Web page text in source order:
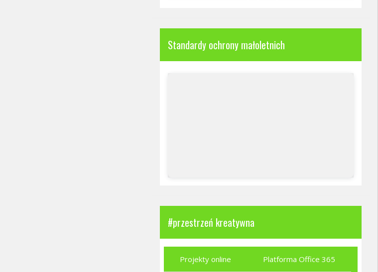
Standardy ochrony małoletnich
#przestrzeń kreatywna
Projekty online Platforma Office 365